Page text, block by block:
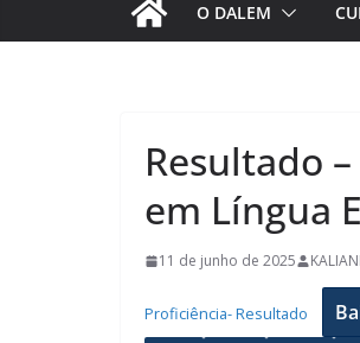
O DALEM
Resultado
em Língua
11 de junho de 2025
Proficiência- Resultado